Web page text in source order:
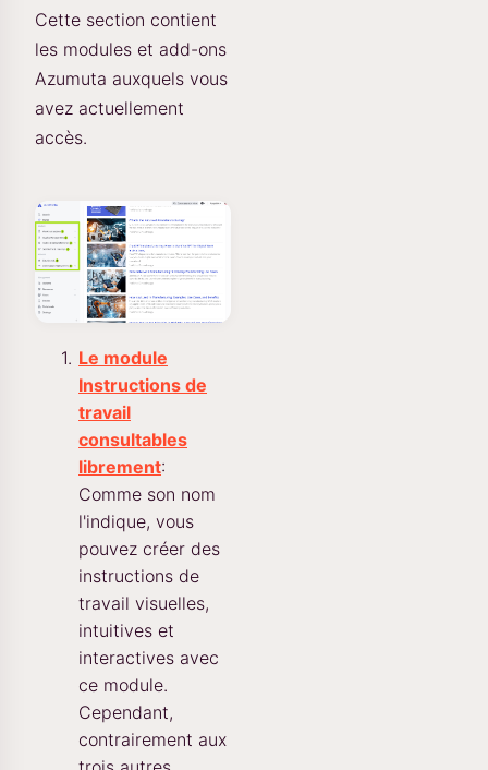
Cette section contient
les modules et add-ons
Azumuta auxquels vous
avez actuellement
accès.
Le module
Instructions de
travail
consultables
librement:
Comme son nom
l'indique, vous
pouvez créer des
instructions de
travail visuelles,
intuitives et
interactives avec
ce module.
Cependant,
contrairement aux